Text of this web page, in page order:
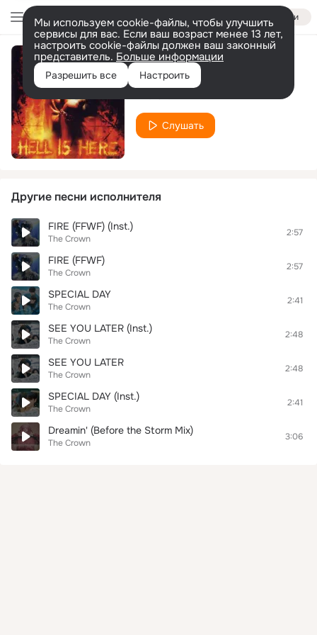
Войти
Мы используем cookie-файлы, чтобы улучшить
сервисы для вас. Если ваш возраст менее 13 лет,
настроить cookie-файлы должен ваш законный
представитель. Больше информации
Разрешить все Настроить
At The End
Слушать
Другие песни исполнителя
FIRE (FFWF) (Inst.)
The Crown
2:57
FIRE (FFWF)
The Crown
2:57
SPECIAL DAY
The Crown
2:41
SEE YOU LATER (Inst.)
The Crown
2:48
SEE YOU LATER
The Crown
2:48
SPECIAL DAY (Inst.)
The Crown
2:41
Dreamin' (Before the Storm Mix)
The Crown
3:06